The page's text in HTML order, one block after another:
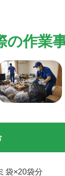
の作業
袋×20袋分